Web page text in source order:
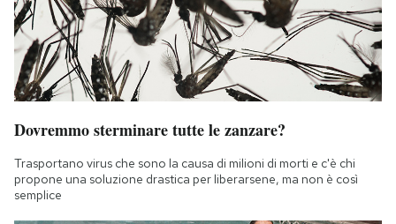
Dovremmo sterminare tutte le zanzare?
Trasportano virus che sono la causa di milioni di morti e c'è chi
propone una soluzione drastica per liberarsene, ma non è così
semplice